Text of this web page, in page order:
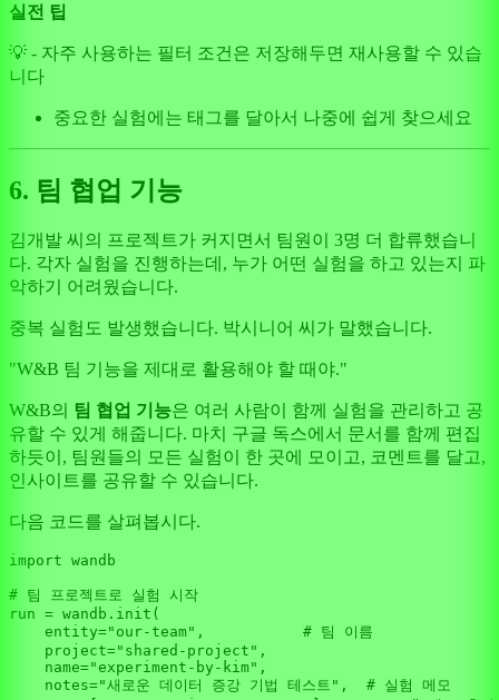
실전 팁
💡 - 자주 사용하는 필터 조건은 저장해두면 재사용할 수 있습
니다
중요한 실험에는 태그를 달아서 나중에 쉽게 찾으세요
6. 팀 협업 기능
김개발 씨의 프로젝트가 커지면서 팀원이 3명 더 합류했습니
다. 각자 실험을 진행하는데, 누가 어떤 실험을 하고 있는지 파
악하기 어려웠습니다.
중복 실험도 발생했습니다. 박시니어 씨가 말했습니다.
"W&B 팀 기능을 제대로 활용해야 할 때야."
W&B의 팀 협업 기능은 여러 사람이 함께 실험을 관리하고 공
유할 수 있게 해줍니다. 마치 구글 독스에서 문서를 함께 편집
하듯이, 팀원들의 모든 실험이 한 곳에 모이고, 코멘트를 달고,
인사이트를 공유할 수 있습니다.
다음 코드를 살펴봅시다.
import wandb
# 팀 프로젝트로 실험 시작
run = wandb.init(
    entity=
"our-team" , # 팀 이름
    project=
"shared-project" ,
    name=
"experiment-by-kim" ,
    notes=
"새로운 데이터 증강 기법 테스트" , # 실험 메모